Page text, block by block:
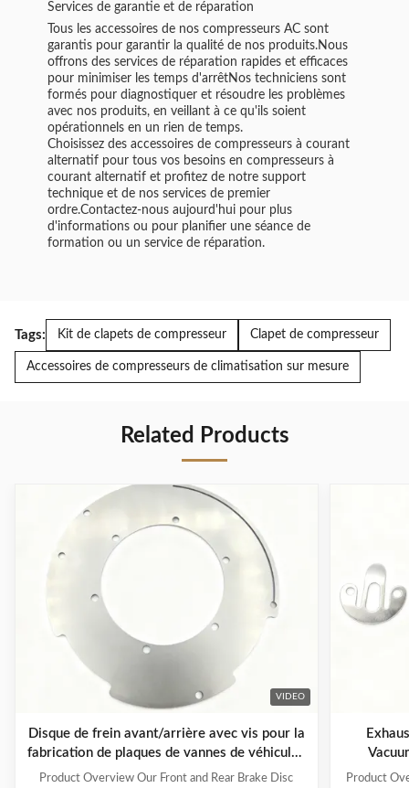
Services de garantie et de réparation
Tous les accessoires de nos compresseurs AC sont
garantis pour garantir la qualité de nos produits.Nous
offrons des services de réparation rapides et efficaces
pour minimiser les temps d'arrêtNos techniciens sont
formés pour diagnostiquer et résoudre les problèmes
avec nos produits, en veillant à ce qu'ils soient
opérationnels en un rien de temps.
Choisissez des accessoires de compresseurs à courant
alternatif pour tous vos besoins en compresseurs à
courant alternatif et profitez de notre support
technique et de nos services de premier
ordre.Contactez-nous aujourd'hui pour plus
d'informations ou pour planifier une séance de
formation ou un service de réparation.
Tags: Kit de clapets de compresseur Clapet de compresseur
Accessoires de compresseurs de climatisation sur mesure
Related Products
VIDEO
Disque de frein avant/arrière avec vis pour la
fabrication de plaques de vannes de véhicules
à énergie nouvelle
Product Overview Our Front and Rear Brake Disc
Exhaust
Product